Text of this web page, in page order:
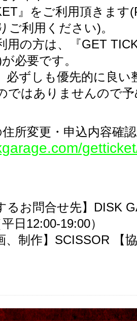
』をご利用頂きます
ご利用ください)。
用の方は、『GET
必要です。
必ずしも優先的に良い
ではありませんので
所変更・申込内容確
るお問合せ先】DISK
日12:00-19:00）
、制作】SCISSOR 【